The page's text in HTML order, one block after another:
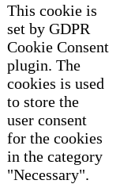
This cookie is
set by GDPR
Cookie Consent
plugin. The
cookies is used
to store the
user consent
for the cookies
in the category
"Necessary".